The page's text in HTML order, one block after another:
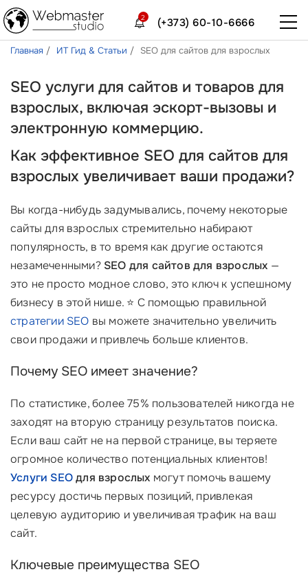
(+373) 60-10-6666
2
Главная ИТ Гид & Статьи SEO для сайтов для взрослых
SEO услуги для сайтов и товаров для
взрослых, включая эскорт-вызовы и
электронную коммерцию.
Как эффективное SEO для сайтов для
взрослых увеличивает ваши продажи?
Вы когда-нибудь задумывались, почему некоторые
сайты для взрослых стремительно набирают
популярность, в то время как другие остаются
незамеченными? SEO для сайтов для взрослых —
это не просто модное слово, это ключ к успешному
бизнесу в этой нише. ⭐ С помощью правильной
стратегии SEO вы можете значительно увеличить
свои продажи и привлечь больше клиентов.
Почему SEO имеет значение?
По статистике, более 75% пользователей никогда не
заходят на вторую страницу результатов поиска.
Если ваш сайт не на первой странице, вы теряете
огромное количество потенциальных клиентов!
Услуги SEOдля взрослых могут помочь вашему
ресурсу достичь первых позиций, привлекая
целевую аудиторию и увеличивая трафик на ваш
сайт.
Ключевые преимущества SEO